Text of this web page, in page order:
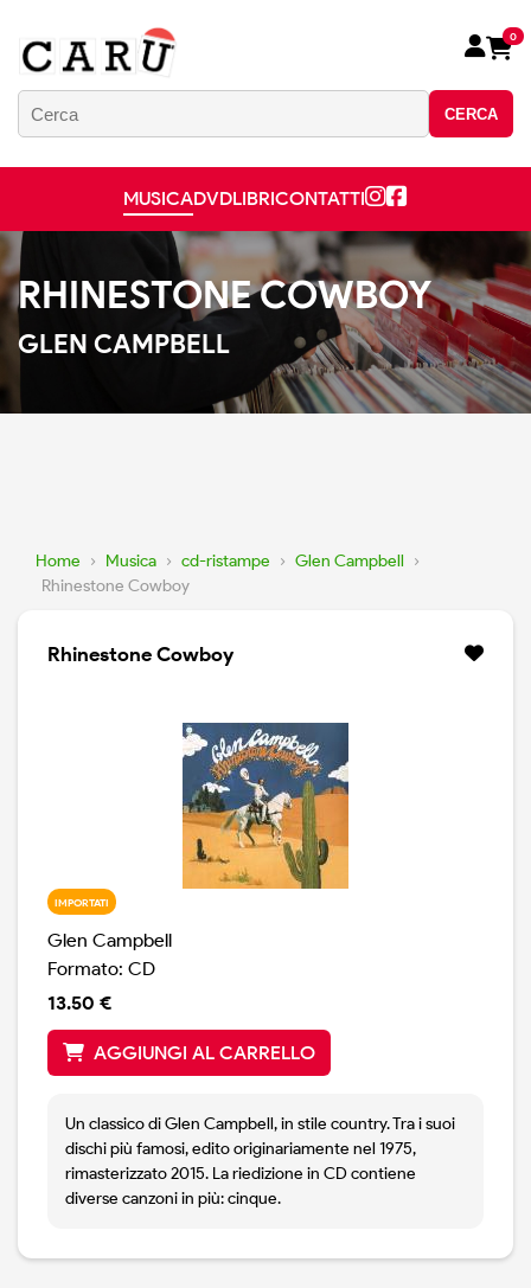
CERCA
0
MUSICADVDLIBRICONTATTI
RHINESTONE COWBOY
GLEN CAMPBELL
Home › Musica › cd-ristampe › Glen Campbell ›
Rhinestone Cowboy
Rhinestone Cowboy
IMPORTATI
Glen Campbell
Formato: CD
13.50 €
AGGIUNGI AL CARRELLO
Un classico di Glen Campbell, in stile country. Tra i suoi
dischi più famosi, edito originariamente nel 1975,
rimasterizzato 2015. La riedizione in CD contiene
diverse canzoni in più: cinque.